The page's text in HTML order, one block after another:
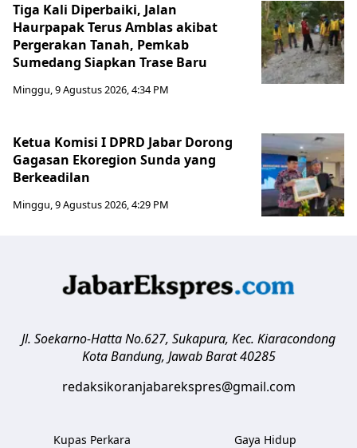
Tiga Kali Diperbaiki, Jalan
Haurpapak Terus Amblas akibat
Pergerakan Tanah, Pemkab
Sumedang Siapkan Trase Baru
Minggu, 9 Agustus 2026, 4:34 PM
Ketua Komisi I DPRD Jabar Dorong
Gagasan Ekoregion Sunda yang
Berkeadilan
Minggu, 9 Agustus 2026, 4:29 PM
Jl. Soekarno-Hatta No.627, Sukapura, Kec. Kiaracondong
Kota Bandung, Jawab Barat 40285
redaksikoranjabarekspres@gmail.com
Kupas Perkara Gaya Hidup